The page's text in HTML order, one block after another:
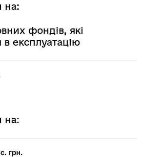
на:
фондів, які
експлуатацію
на:
грн.